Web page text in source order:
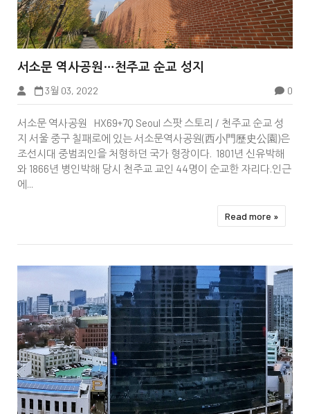


서소문 역사공원…천주교 순교 성지
3월 03, 2022 0
서소문 역사공원 HX69+7Q Seoul 스팟 스토리 / 천주교 순교 성
지 서울 중구 칠패로에 있는 서소문역사공원(西小門歷史公園)은
조선시대 중범죄인을 처형하던 국가 형장이다. 1801년 신유박해
와 1866년 병인박해 당시 천주교 교인 44명이 순교한 자리다.인근
에...
Read more »
코리아나호텔